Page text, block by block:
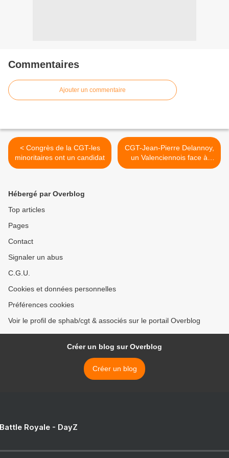
Commentaires
Ajouter un commentaire
< Congrès de la CGT-les
minoritaires ont un candidat
CGT-Jean-Pierre Delannoy,
un Valenciennois face à
Bernard Thibault >
Hébergé par Overblog
Top articles
Pages
Contact
Signaler un abus
C.G.U.
Cookies et données personnelles
Préférences cookies
Voir le profil de sphab/cgt & associés sur le portail Overblog
Créer un blog sur Overblog
Créer un blog
Royale - DayZ